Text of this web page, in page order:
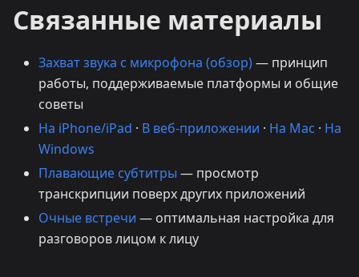
Связанные материалы
Захват звука с микрофона (обзор)— принцип
работы, поддерживаемые платформы и общие
советы
На iPhone/iPad · В веб-приложении · На Mac · На
Windows
Плавающие субтитры — просмотр
транскрипции поверх других приложений
Очные встречи — оптимальная настройка для
разговоров лицом к лицу